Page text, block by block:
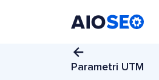
Parametri UTM